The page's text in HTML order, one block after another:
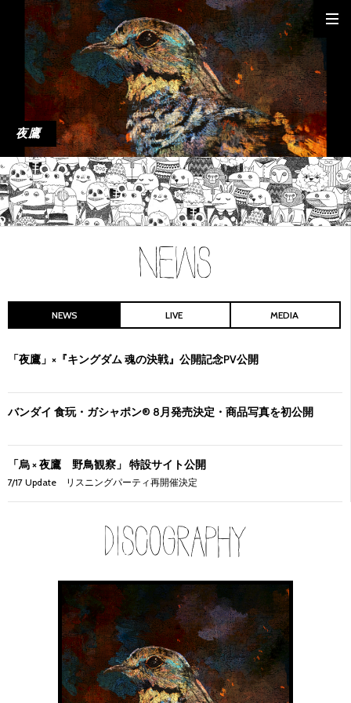
夜鷹
NEWS LIVE MEDIA
「夜鷹」×『キングダム 魂の決戦』公開記念PV公開
バンダイ 食玩・ガシャポン® 8月発売決定・商品写真を初公開
「烏 × 夜鷹 野鳥観察」 特設サイト公開
7/17 Update リスニングパーティ再開催決定